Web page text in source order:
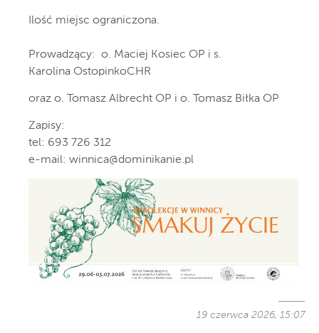
Ilość miejsc ograniczona.
Prowadzący: o. Maciej Kosiec OP i s.
Karolina OstopinkoCHR
oraz o. Tomasz Albrecht OP i o. Tomasz Biłka OP
Zapisy:
tel: 693 726 312
e-mail: winnica@dominikanie.pl
19 czerwca 2026, 15:07